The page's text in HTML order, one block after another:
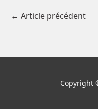
← Article précédent
Copyright